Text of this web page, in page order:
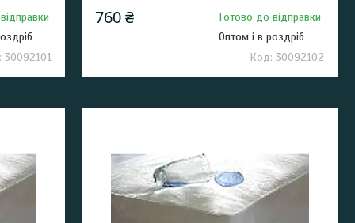
30092101
760 ₴
Готово до відправки
Оптом і в роздріб
30092102